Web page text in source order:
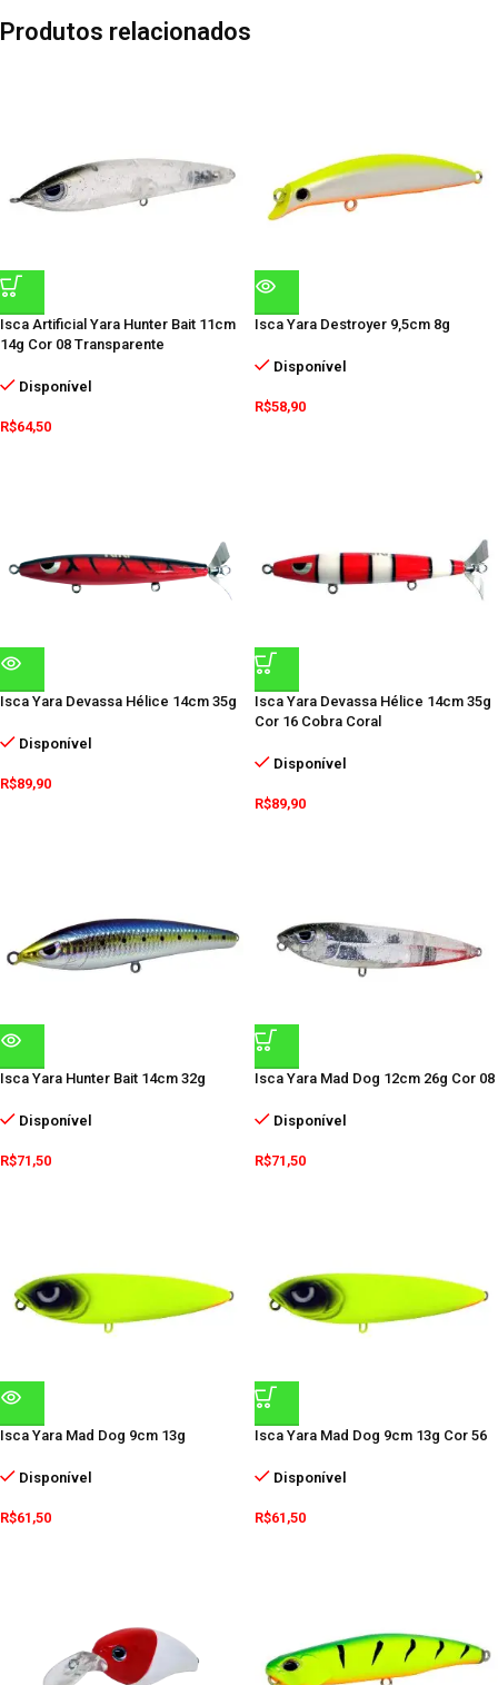
Produtos relacionados
Isca Artificial Yara Hunter Bait 11cm
14g Cor 08 Transparente
Disponível
R$64,50
Isca Yara Destroyer 9,5cm 8g
Disponível
R$58,90
Isca Yara Devassa Hélice 14cm 35g
Disponível
R$89,90
Isca Yara Devassa Hélice 14cm 35g
Cor 16 Cobra Coral
Disponível
R$89,90
Isca Yara Hunter Bait 14cm 32g
Disponível
R$71,50
Isca Yara Mad Dog 12cm 26g Cor 08
Disponível
R$71,50
Isca Yara Mad Dog 9cm 13g
Disponível
R$61,50
Isca Yara Mad Dog 9cm 13g Cor 56
Disponível
R$61,50